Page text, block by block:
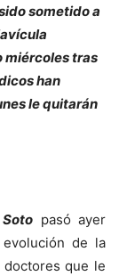
sometido a
miércoles tras
han
le quitarán
pasó ayer
de la
que le